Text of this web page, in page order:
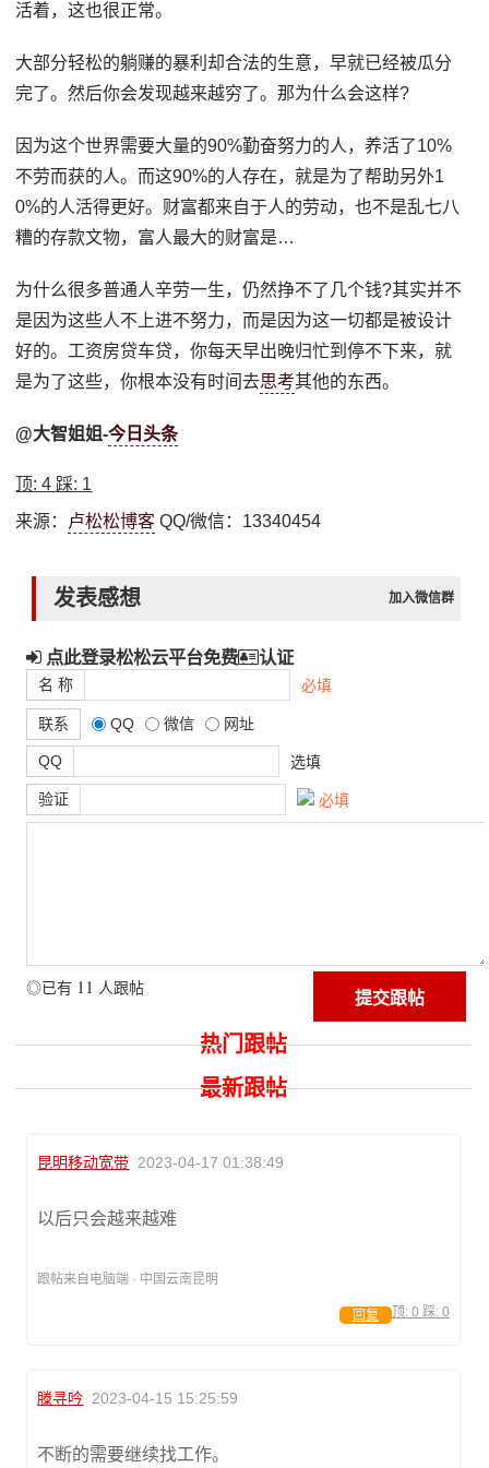
活着，这也很正常。
大部分轻松的躺赚的暴利却合法的生意，早就已经被瓜分
完了。然后你会发现越来越穷了。那为什么会这样?
因为这个世界需要大量的90%勤奋努力的人，养活了10%
不劳而获的人。而这90%的人存在，就是为了帮助另外1
0%的人活得更好。财富都来自于人的劳动，也不是乱七八
糟的存款文物，富人最大的财富是…
为什么很多普通人辛劳一生，仍然挣不了几个钱?其实并不
是因为这些人不上进不努力，而是因为这一切都是被设计
好的。工资房贷车贷，你每天早出晚归忙到停不下来，就
是为了这些，你根本没有时间去思考其他的东西。
@大智姐姐-今日头条
顶:4 踩: 1
来源： 卢松松博客 QQ/微信：13340454
发表感想 加入微信群
点此登录松松云平台免费 认证
名 称 必填
联系 QQ 微信 网址
QQ 选填
验证 必填
◎已有 11 人跟帖
热门跟帖
最新跟帖
昆明移动宽带 2023-04-17 01:38:49
以后只会越来越难
跟帖来自电脑端 · 中国云南昆明
顶: 0 踩: 0
回复
滕寻吟 2023-04-15 15:25:59
不断的需要继续找工作。